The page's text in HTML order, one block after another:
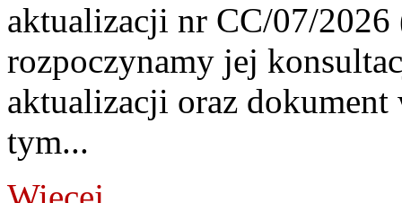
aktualizacji nr CC/07/
rozpoczynamy jej
aktualizacji oraz
tym...